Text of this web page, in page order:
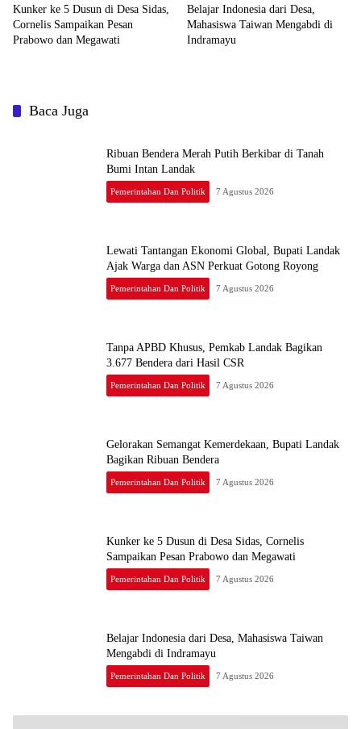
Kunker ke 5 Dusun di Desa Sidas,
Cornelis Sampaikan Pesan
Prabowo dan Megawati
Belajar Indonesia dari Desa,
Mahasiswa Taiwan Mengabdi di
Baca Juga
Ribuan Bendera Merah Putih Berkibar di Tanah
Bumi Intan Landak
Pemerintahan Dan Politik 7 Agustus 2026
Lewati Tantangan Ekonomi Global, Bupati Landak
Ajak Warga dan ASN Perkuat Gotong Royong
Pemerintahan Dan Politik 7 Agustus 2026
Tanpa APBD Khusus, Pemkab Landak Bagikan
3.677 Bendera dari Hasil CSR
Pemerintahan Dan Politik 7 Agustus 2026
Gelorakan Semangat Kemerdekaan, Bupati Landak
Bagikan Ribuan Bendera
Pemerintahan Dan Politik 7 Agustus 2026
Kunker ke 5 Dusun di Desa Sidas, Cornelis
Sampaikan Pesan Prabowo dan Megawati
Pemerintahan Dan Politik 7 Agustus 2026
Belajar Indonesia dari Desa, Mahasiswa Taiwan
Pemerintahan Dan Politik 7 Agustus 2026